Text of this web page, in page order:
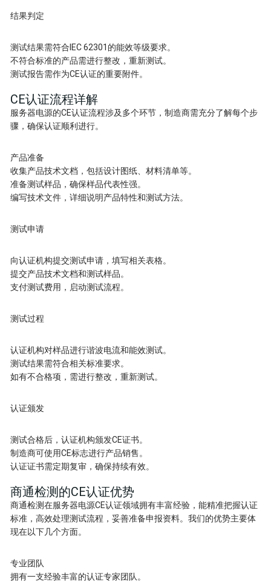
结果判定
测试结果需符合IEC 62301的能效等级要求。
不符合标准的产品需进行整改，重新测试。
测试报告需作为CE认证的重要附件。
CE认证流程详解
服务器电源的CE认证流程涉及多个环节，制造商需充分了解每个步
骤，确保认证顺利进行。
产品准备
收集产品技术文档，包括设计图纸、材料清单等。
准备测试样品，确保样品代表性强。
编写技术文件，详细说明产品特性和测试方法。
测试申请
向认证机构提交测试申请，填写相关表格。
提交产品技术文档和测试样品。
支付测试费用，启动测试流程。
测试过程
认证机构对样品进行谐波电流和能效测试。
测试结果需符合相关标准要求。
如有不合格项，需进行整改，重新测试。
认证颁发
测试合格后，认证机构颁发CE证书。
制造商可使用CE标志进行产品销售。
认证证书需定期复审，确保持续有效。
商通检测的CE认证优势
商通检测在服务器电源CE认证领域拥有丰富经验，能精准把握认证
标准，高效处理测试流程，妥善准备申报资料。我们的优势主要体
现在以下几个方面。
专业团队
拥有一支经验丰富的认证专家团队。